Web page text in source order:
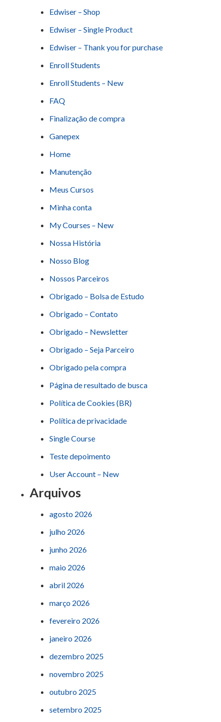
Edwiser – Shop
Edwiser – Single Product
Edwiser – Thank you for purchase
Enroll Students
Enroll Students – New
FAQ
Finalização de compra
Ganepex
Home
Manutenção
Meus Cursos
Minha conta
My Courses – New
Nossa História
Nosso Blog
Nossos Parceiros
Obrigado – Bolsa de Estudo
Obrigado – Contato
Obrigado – Newsletter
Obrigado – Seja Parceiro
Obrigado pela compra
Página de resultado de busca
Política de Cookies (BR)
Política de privacidade
Single Course
Teste depoimento
User Account – New
Arquivos
agosto 2026
julho 2026
junho 2026
maio 2026
abril 2026
março 2026
fevereiro 2026
janeiro 2026
dezembro 2025
novembro 2025
outubro 2025
setembro 2025